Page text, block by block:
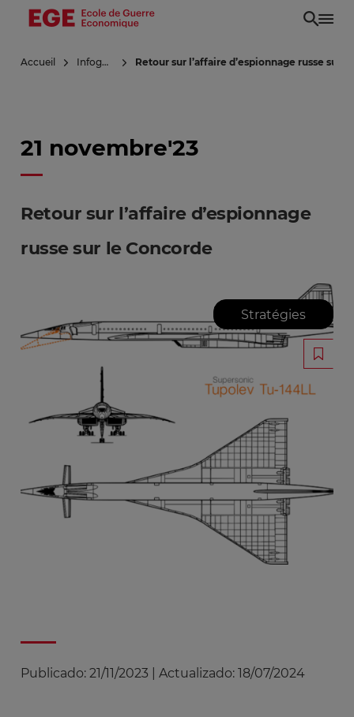
Aller
principal
Accueil Infoguerre Retour sur l’affaire d’espionnage russe sur
21 novembre'23
Retour sur l’affaire d’espionnage
russe sur le Concorde
Stratégies
Publicado: 21/11/2023 Actualizado: 18/07/2024